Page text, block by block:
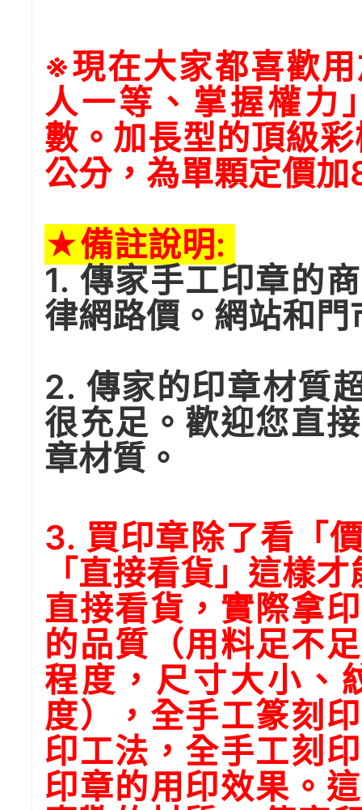
※現在大家都喜歡
人一等、掌握權力
數。加長型的頂級
公分，為單顆定價
★備註說明:
1. 傳家手工印章的
律網路價。網站和
2. 傳家的印章材質
很充足。歡迎您直
章材質。
3. 買印章除了看「
「直接看貨」這樣
直接看貨，實際拿
的品質（用料足不
程度，尺寸大小、
度），全手工篆刻
印工法，全手工刻
印章的用印效果。